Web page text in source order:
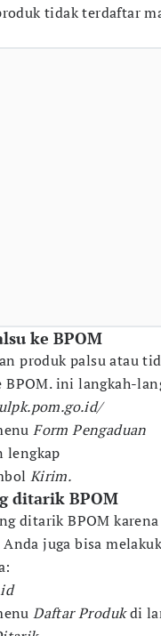
tidak terdaftar
ke BPOM
produk palsu atau
ini langkah-
Form Pengaduan
lengkap
Kirim.
ditarik BPOM
ditarik BPOM
juga bisa
Daftar Produkdi